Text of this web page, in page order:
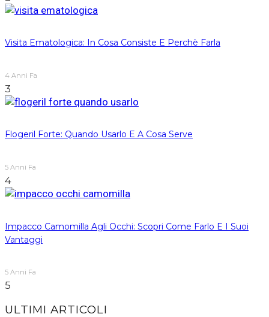
Visita Ematologica: In Cosa Consiste E Perchè Farla
4 Anni Fa
3
Flogeril Forte: Quando Usarlo E A Cosa Serve
5 Anni Fa
4
Impacco Camomilla Agli Occhi: Scopri Come Farlo E I Suoi
Vantaggi
5 Anni Fa
5
ULTIMI ARTICOLI